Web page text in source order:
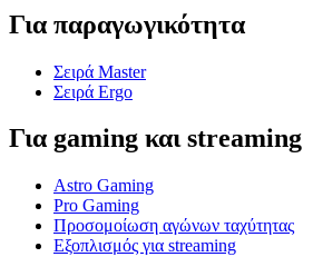
Για παραγωγικότητα
Σειρά Master
Σειρά Ergo
Για gaming και streaming
Astro Gaming
Pro Gaming
Προσομοίωση αγώνων ταχύτητας
Εξοπλισμός για streaming